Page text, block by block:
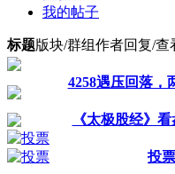
我的帖子
标题版块/群组作者回复/查
4258遇压回落
《太极股经》
投